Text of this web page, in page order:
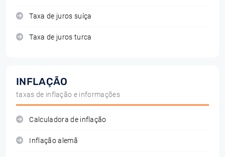
Taxa de juros suíça
Taxa de juros turca
INFLAÇÃO
taxas de inflação e informações
Calculadora de inflação
Inflação alemã